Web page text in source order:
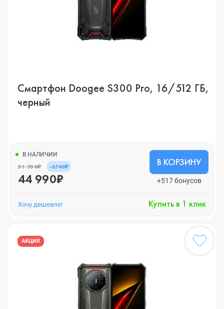
Смартфон Doogee S300 Pro, 16/512 ГБ,
черный
В НАЛИЧИИ
51 739₽ -6749₽
44 990₽
В КОРЗИНУ
+517 бонусов
Хочу дешевле! Купить в 1 клик
АКЦИЯ